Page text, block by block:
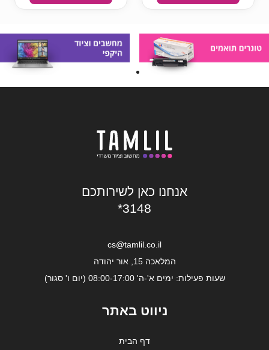
אנחנו כאן לשירותכם
*3148
cs@tamlil.co.il
המלאכה 15, אור יהודה
שעות פעילות: ימים א'-ה' 08:00-17:00 (יום ו' סגור)
ניווט באתר
דף הבית